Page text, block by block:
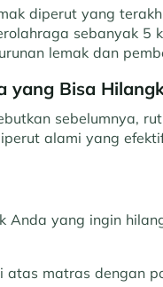
diperut yang
sebanyak 5
lemak dan
yang Bisa
sebelumnya,
alami yang
Anda yang ingin
atas matras dengan